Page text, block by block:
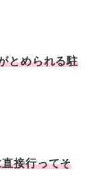
とめられる駐
接行ってそ